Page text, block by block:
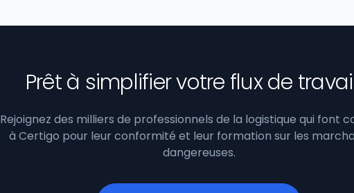
Prêt à simplifier votre flux de
Rejoignez des milliers de professionnels de la logistique qui font
à Certigo pour leur conformité et leur formation sur les
dangereuses.